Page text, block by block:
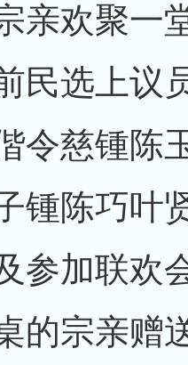
亲欢聚一
民选上议
令慈锺陈
锺陈巧叶
参加联欢
的宗亲赠